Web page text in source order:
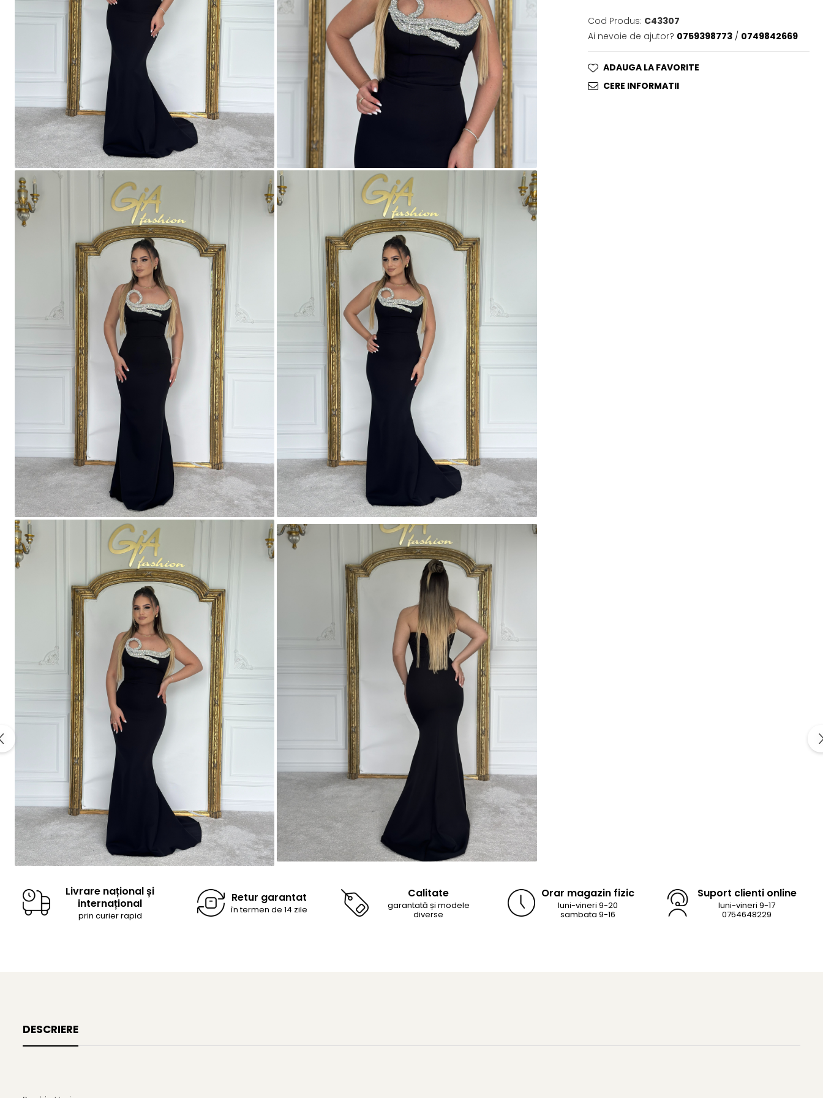
Veste
Sacouri
Tricouri
Traditional
Fuste
Cod Produs: C43307
Ai nevoie de ajutor? 0759398773 / 0749842669
ADAUGA LA FAVORITE
CERE INFORMATII
Livrare național și
internațional
prin curier rapid
Retur garantat
în termen de 14 zile
Calitate
garantată și modele
diverse
Orar magazin fizic
luni-vineri 9-20
sambata 9-16
Suport clienti online
luni-vineri 9-17
0754648229
DESCRIERE